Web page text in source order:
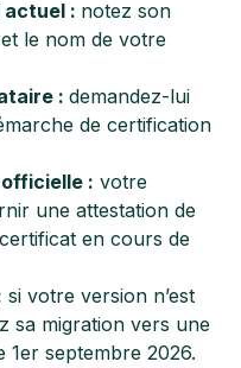
: notez son
le nom de votre
: demandez-lui
de certification
: votre
une attestation de
en cours de
si votre version n’est
sa migration vers une
1er septembre 2026.